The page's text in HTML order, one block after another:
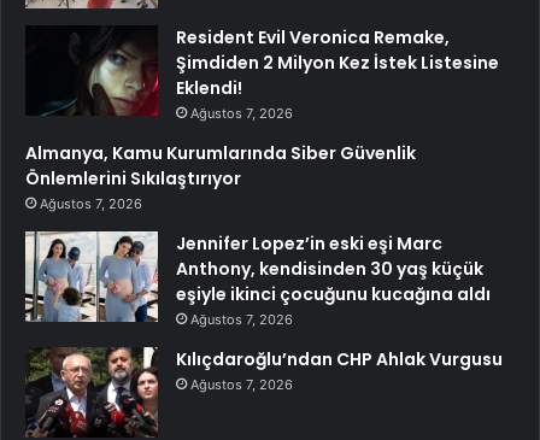
Resident Evil Veronica Remake,
Şimdiden 2 Milyon Kez İstek Listesine
Eklendi!
Ağustos 7, 2026
Almanya, Kamu Kurumlarında Siber Güvenlik
Önlemlerini Sıkılaştırıyor
Ağustos 7, 2026
Jennifer Lopez’in eski eşi Marc
Anthony, kendisinden 30 yaş küçük
eşiyle ikinci çocuğunu kucağına aldı
Ağustos 7, 2026
Kılıçdaroğlu’ndan CHP Ahlak Vurgusu
Ağustos 7, 2026